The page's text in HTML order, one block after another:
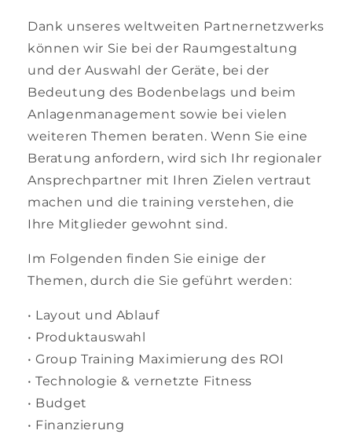
Dank unseres weltweiten Partnernetzwerks
können wir Sie bei der Raumgestaltung
und der Auswahl der Geräte, bei der
Bedeutung des Bodenbelags und beim
Anlagenmanagement sowie bei vielen
weiteren Themen beraten. Wenn Sie eine
Beratung anfordern, wird sich Ihr regionaler
Ansprechpartner mit Ihren Zielen vertraut
machen und die training verstehen, die
Ihre Mitglieder gewohnt sind.
Im Folgenden finden Sie einige der
Themen, durch die Sie geführt werden:
• Layout und Ablauf
• Produktauswahl
• Group Training Maximierung des ROI
• Technologie & vernetzte Fitness
• Budget
• Finanzierung